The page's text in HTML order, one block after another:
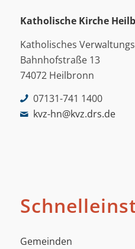
Katholische Kirche
Katholisches
Bahnhofstraße 13
74072 Heilbronn
07131-741 1400
kvz-hn@kvz.drs.de
Gemeinden